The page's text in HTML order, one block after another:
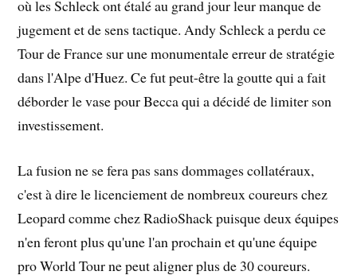
où les Schleck ont étalé au grand jour leur manque de
jugement et de sens tactique. Andy Schleck a perdu ce
Tour de France sur une monumentale erreur de stratégie
dans l'Alpe d'Huez. Ce fut peut-être la goutte qui a fait
déborder le vase pour Becca qui a décidé de limiter son
investissement.
La fusion ne se fera pas sans dommages collatéraux,
c'est à dire le licenciement de nombreux coureurs chez
Leopard comme chez RadioShack puisque deux équipes
n'en feront plus qu'une l'an prochain et qu'une équipe
pro World Tour ne peut aligner plus de 30 coureurs.